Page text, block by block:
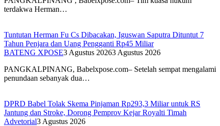
terdakwa Herman…
Tuntutan Herman Fu Cs Dibacakan, Iguswan Saputra Dituntut 7
Tahun Penjara dan Uang Pengganti Rp45 Miliar
BATENG XPOSE3 Agustus 20263 Agustus 2026
PANGKALPINANG, Babelxpose.com– Setelah sempat mengalami
penundaan sebanyak dua…
DPRD Babel Tolak Skema Pinjaman Rp293,3 Miliar untuk RS
Jantung dan Stroke, Dorong Pemprov Kejar Royalti Timah
Advetorial3 Agustus 2026